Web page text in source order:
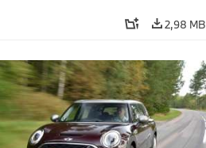
2,98 MB